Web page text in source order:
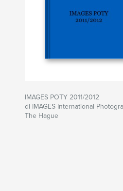
IMAGES POTY 2011/2012
di IMAGES International
The Hague